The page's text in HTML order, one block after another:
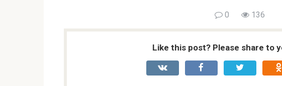
0 136
Like this post? Please share to